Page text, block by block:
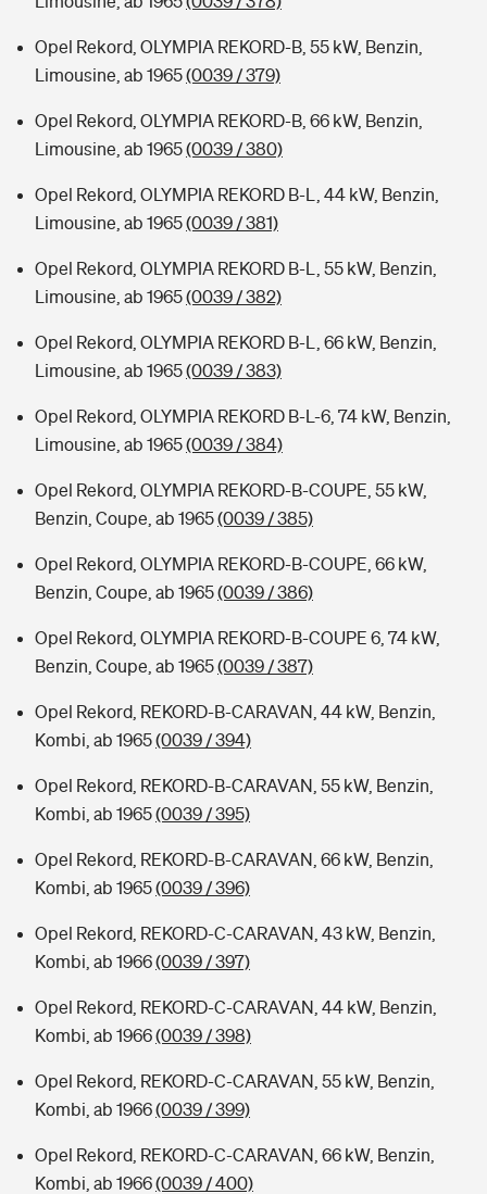
Opel Rekord, OLYMPIA REKORD-B, 55 kW, Benzin,
Limousine, ab 1965(0039 / 379)
Opel Rekord, OLYMPIA REKORD-B, 66 kW, Benzin,
Limousine, ab 1965(0039 / 380)
Opel Rekord, OLYMPIA REKORD B-L, 44 kW, Benzin,
Limousine, ab 1965(0039 / 381)
Opel Rekord, OLYMPIA REKORD B-L, 55 kW, Benzin,
Limousine, ab 1965(0039 / 382)
Opel Rekord, OLYMPIA REKORD B-L, 66 kW, Benzin,
Limousine, ab 1965(0039 / 383)
Opel Rekord, OLYMPIA REKORD B-L-6, 74 kW, Benzin,
Limousine, ab 1965(0039 / 384)
Opel Rekord, OLYMPIA REKORD-B-COUPE, 55 kW,
Benzin, Coupe, ab 1965(0039 / 385)
Opel Rekord, OLYMPIA REKORD-B-COUPE, 66 kW,
Benzin, Coupe, ab 1965(0039 / 386)
Opel Rekord, OLYMPIA REKORD-B-COUPE 6, 74 kW,
Benzin, Coupe, ab 1965(0039 / 387)
Opel Rekord, REKORD-B-CARAVAN, 44 kW, Benzin,
Kombi, ab 1965(0039 / 394)
Opel Rekord, REKORD-B-CARAVAN, 55 kW, Benzin,
Kombi, ab 1965(0039 / 395)
Opel Rekord, REKORD-B-CARAVAN, 66 kW, Benzin,
Kombi, ab 1965(0039 / 396)
Opel Rekord, REKORD-C-CARAVAN, 43 kW, Benzin,
Kombi, ab 1966(0039 / 397)
Opel Rekord, REKORD-C-CARAVAN, 44 kW, Benzin,
Kombi, ab 1966(0039 / 398)
Opel Rekord, REKORD-C-CARAVAN, 55 kW, Benzin,
Kombi, ab 1966(0039 / 399)
Opel Rekord, REKORD-C-CARAVAN, 66 kW, Benzin,
Kombi, ab 1966(0039 / 400)